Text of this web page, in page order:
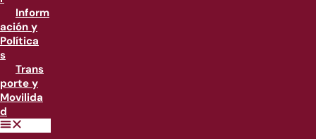
Inform
ación y
Política
s
Trans
porte y
Movilida
d